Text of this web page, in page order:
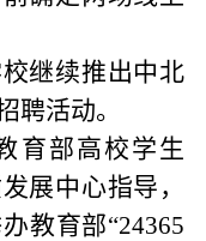
继续推出中北
聘活动。
育部高校学生
展中心指导，
教育部“24365